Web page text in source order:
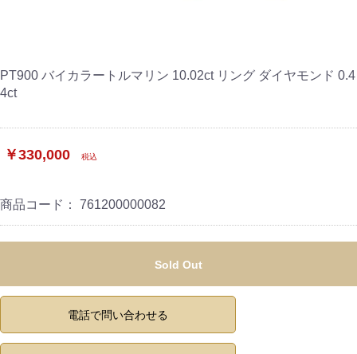
PT900 バイカラートルマリン 10.02ct リング ダイヤモンド 0.4
4ct
￥330,000 税込
商品コード： 761200000082
Sold Out
電話で問い合わせる